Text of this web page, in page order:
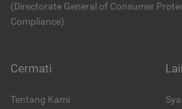
(Directorate General of Consumer
Compliance)
Cermati
Tentang Kami